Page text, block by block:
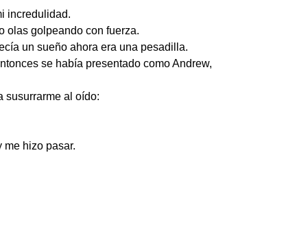
incredulidad.
olas golpeando con fuerza.
un sueño ahora era una pesadilla.
se había presentado como Andrew,
susurrarme al oído:
hizo pasar.